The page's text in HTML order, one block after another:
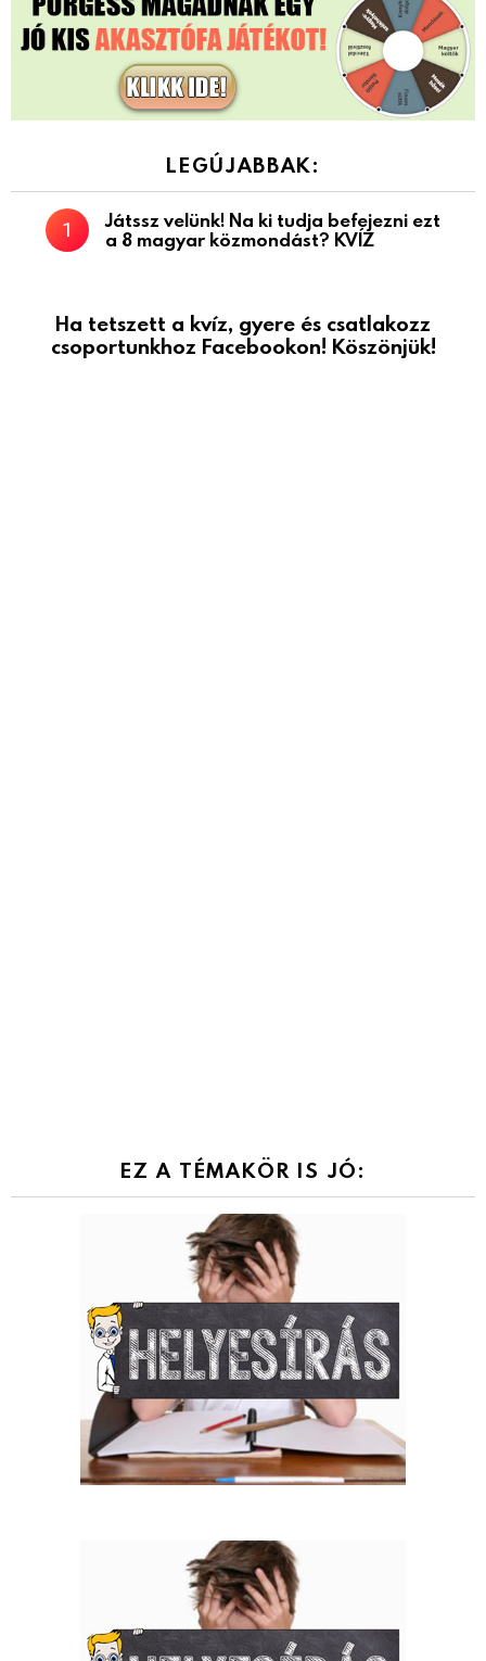
LEGÚJABBAK:
Játssz velünk! Na ki tudja befejezni ezt
a 8 magyar közmondást? KVÍZ
Ha tetszett a kvíz, gyere és csatlakozz
csoportunkhoz Facebookon! Köszönjük!
EZ A TÉMAKÖR IS JÓ: